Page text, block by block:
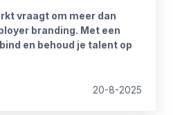
vraagt om meer dan
branding. Met een
en behoud je talent op
20-8-2025